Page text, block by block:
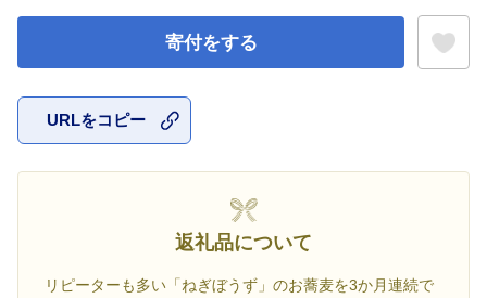
寄付をする
URLをコピー
返礼品について
リピーターも多い「ねぎぼうず」のお蕎麦を3か月連続で